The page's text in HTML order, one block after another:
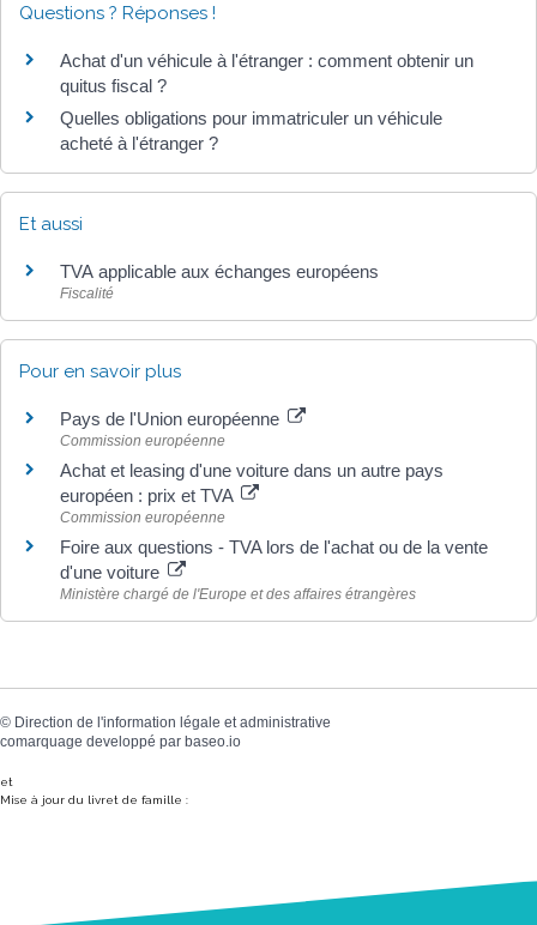
Questions ? Réponses !
Achat d'un véhicule à l'étranger : comment obtenir un
quitus fiscal ?
Quelles obligations pour immatriculer un véhicule
acheté à l'étranger ?
Et aussi
TVA applicable aux échanges européens
Fiscalité
Pour en savoir plus
Pays de l'Union européenne
Commission européenne
Achat et leasing d'une voiture dans un autre pays
européen : prix et TVA
Commission européenne
Foire aux questions - TVA lors de l'achat ou de la vente
d'une voiture
Ministère chargé de l'Europe et des affaires étrangères
© Direction de l'information légale et administrative
comarquage developpé par baseo.io
et
Mise à jour du livret de famille :